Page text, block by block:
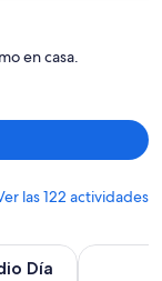
$926
en casa.
las 122 actividades
Día
nueva pestaña
Tour de 3